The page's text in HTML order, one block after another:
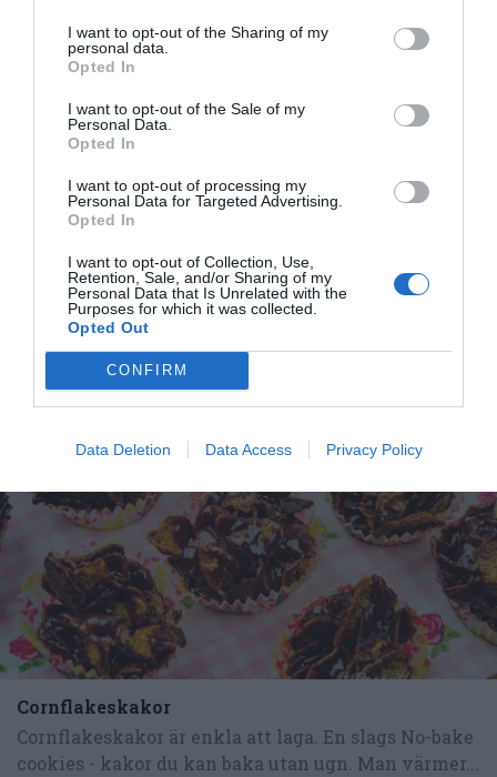
I want to opt-out of the Sharing of my
personal data.
Opted In
I want to opt-out of the Sale of my
Personal Data.
Opted In
I want to opt-out of processing my
Personal Data for Targeted Advertising.
Opted In
I want to opt-out of Collection, Use,
Retention, Sale, and/or Sharing of my
Personal Data that Is Unrelated with the
Purposes for which it was collected.
Opted Out
CONFIRM
Data Deletion Data Access Privacy Policy
Marängtårta med rispuffar
En god marängtårta till fest och kalas med
marängbottnar med knapriga rispuffar i som varvas
Cornflakeskakor
Cornflakeskakor är enkla att laga. En slags No-bake
cookies - kakor du kan baka utan ugn. Man värmer...